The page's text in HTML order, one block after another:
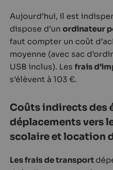
Aujourd’hui, il est
dispose d’un ordinateur
faut compter un coût
moyenne (avec sac
USB inclus). Les frais
s’élèvent à 103 €.
Coûts indirects des
déplacements vers
scolaire et location
Les frais de transport